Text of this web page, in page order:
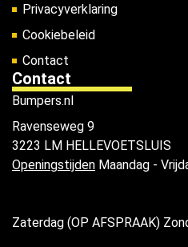
Privacyverklaring
Cookiebeleid
Contact
Contact
Bumpers.nl
Ravenseweg 9
3223 LM HELLEVOETSLUIS
Openingstijden Maandag -
Zaterdag (OP AFSPRAAK)